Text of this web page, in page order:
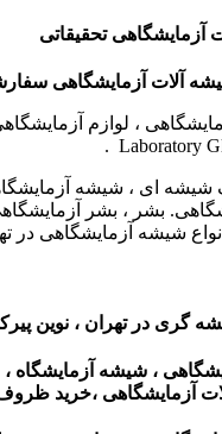
تحقیقاتی
آلات آزمایشگاهی
، لوازم آزمایشگاهی
ای ، شیشه آزمایشگاهی
بشر ، بشر
شیشه آزمایشگاهی
گری در تهران ، نوین
، شیشه
آزمایشگاهی ،خرید ظروف